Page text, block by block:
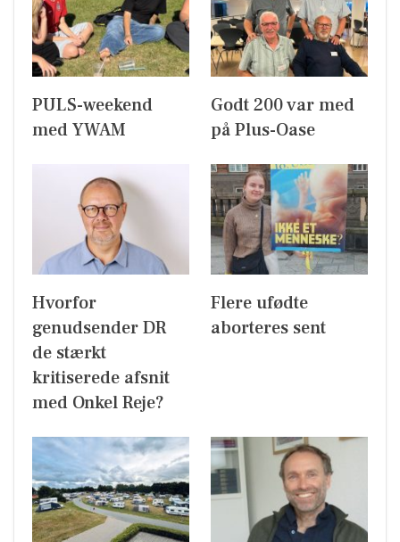
PULS-weekend
med YWAM
Godt 200 var med
på Plus-Oase
Hvorfor
genudsender DR
de stærkt
kritiserede afsnit
med Onkel Reje?
Flere ufødte
aborteres sent